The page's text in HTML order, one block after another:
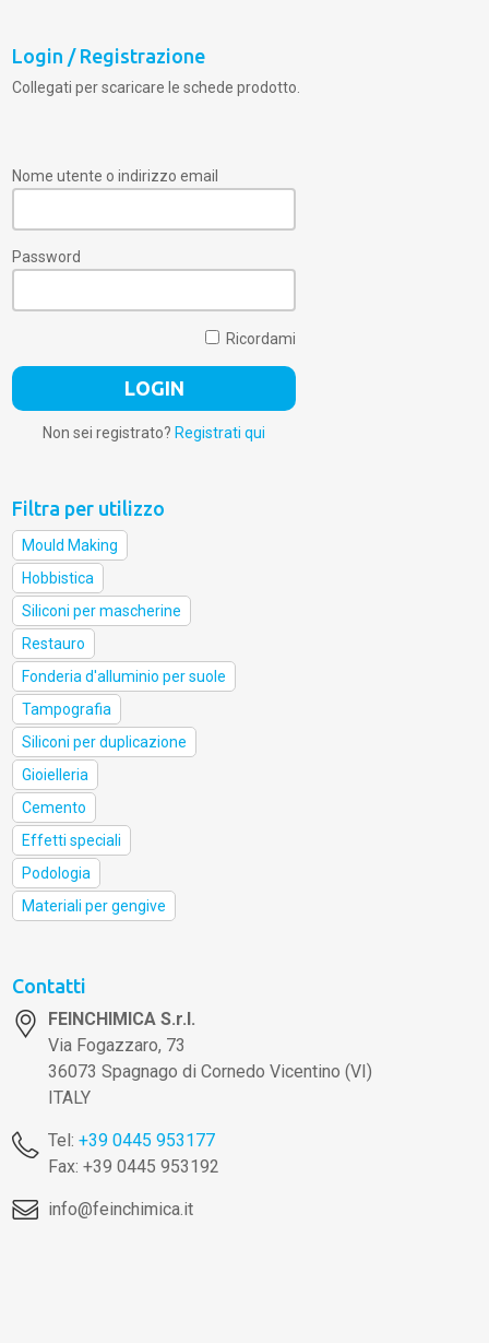
Login / Registrazione
Collegati per scaricare le schede prodotto.
Nome utente o indirizzo email
Password
Ricordami
Non sei registrato? Registrati qui
Filtra per utilizzo
Mould Making
Hobbistica
Siliconi per mascherine
Restauro
Fonderia d'alluminio per suole
Tampografia
Siliconi per duplicazione
Gioielleria
Cemento
Effetti speciali
Podologia
Materiali per gengive
Contatti
FEINCHIMICA S.r.l.
Via Fogazzaro, 73
36073 Spagnago di Cornedo Vicentino (VI)
ITALY
Tel:+39 0445 953177
Fax: +39 0445 953192
info@feinchimica.it